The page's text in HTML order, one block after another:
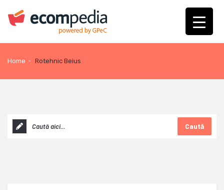
Home - Rotehnic Beius
Caută